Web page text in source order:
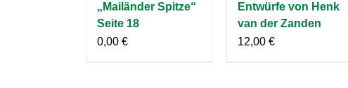
„Mailänder Spitze“
Seite 18
0,00 €
Entwürfe von Henk
van der Zanden
12,00€